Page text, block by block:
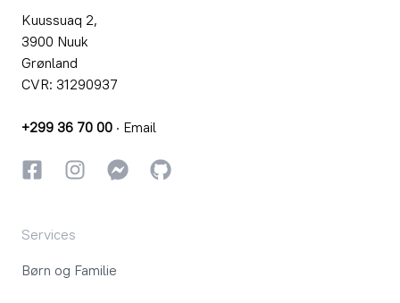
Kuussuaq 2,
3900 Nuuk
Grønland
CVR: 31290937
+299 36 70 00 · Email
FacebookInstagramInstagram
GitHub
Services
Børn og Familie